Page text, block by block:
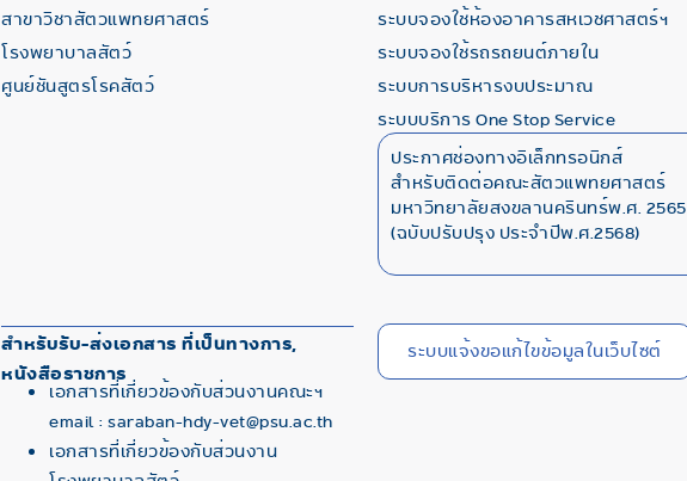
สาขาวิชาสัตวแพทยศาสตร์
โรงพยาบาลสัตว์
ศูนย์ชันสูตรโรคสัตว์
ระบบจองใช้ห้องอาคารสหเวชศาสตร์ฯ
ระบบจองใช้รถรถยนต์ภายใน
ระบบการบริหารงบประมาณ
ระบบบริการ One Stop Service
ประกาศช่องทางอิเล็กทรอนิกส์
สำหรับติดต่อคณะสัตวแพทยศาสตร์
มหาวิทยาลัยสงขลานครินทร์พ.ศ. 2565
(ฉบับปรับปรุง ประจำปีพ.ศ.2568)
สำหรับรับ-ส่งเอกสาร ที่เป็นทางการ,
หนังสือราชการ
เอกสารที่เกี่ยวข้องกับส่วนงานคณะฯ
email : saraban-hdy-vet@psu.ac.th
เอกสารที่เกี่ยวข้องกับส่วนงาน
ระบบแจ้งขอแก้ไขข้อมูลในเว็บไซต์